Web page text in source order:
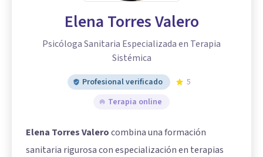
Elena Torres Valero
Psicóloga Sanitaria Especializada en Terapia
Sistémica
Profesional verificado
5
Terapia online
Elena Torres Valerocombina una formación
sanitaria rigurosa con especialización en terapias